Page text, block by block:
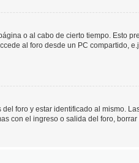
o al cabo de cierto tiempo. Esto
al foro desde un PC compartido,
foro y estar identificado al mismo.
con el ingreso o salida del foro,